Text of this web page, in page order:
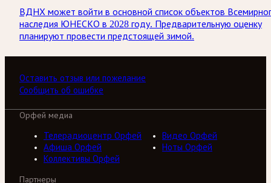
ВДНХ может войти в основной список объектов
наследия ЮНЕСКО в 2028 году. Предварительную оценку
планируют провести предстоящей зимой.
Оставить отзыв или пожелание
Сообщить об ошибке
Орфей медиа
Телерадиоцентр Орфей
Видео Орфей
Афиша Орфей
Ноты Орфей
Коллективы Орфей
Партнеры